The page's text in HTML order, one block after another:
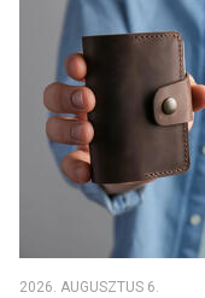
2026. AUGUSZTUS 6.